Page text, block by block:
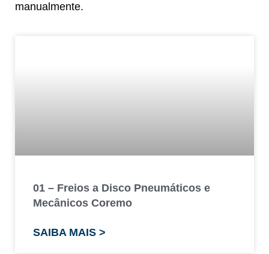
manualmente.
01 – Freios a Disco Pneumáticos e
Mecânicos Coremo
SAIBA MAIS >